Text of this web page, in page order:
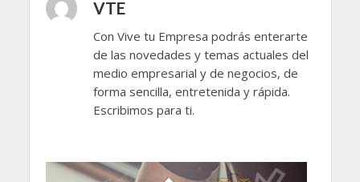
VTE
Con Vive tu Empresa podrás enterarte
de las novedades y temas actuales del
medio empresarial y de negocios, de
forma sencilla, entretenida y rápida.
Escribimos para ti.